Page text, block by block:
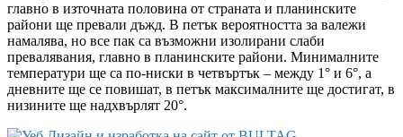
главно в източната половина от страната и планинските
райони ще превали дъжд. В петък вероятността за валежи
намалява, но все пак са възможни изолирани слаби
превалявания, главно в планинските райони. Минималните
температури ще са по-ниски в четвъртък – между 1° и 6°, а
дневните ще се повишат, в петък максималните ще достигат, в
низините ще надхвърлят 20°.